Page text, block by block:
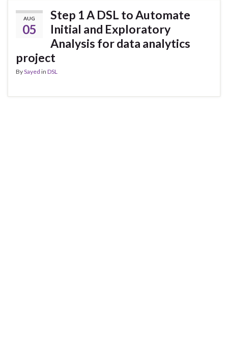
AUG
05
Step 1 A DSL to Automate
Initial and Exploratory
Analysis for data analytics
project
BySayed in DSL